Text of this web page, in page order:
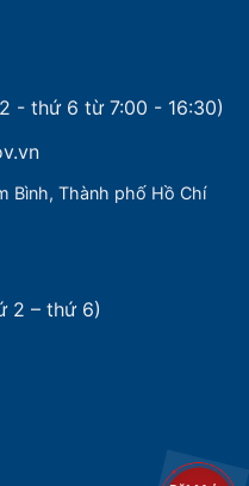
- thứ 6 từ 7:00 - 16:30)
Bình, Thành phố Hồ Chí
2 – thứ 6)